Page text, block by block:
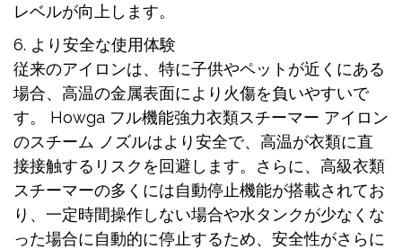
レベルが向上します。
6. より安全な使用体験
従来のアイロンは、特に子供やペットが近くにある
場合、高温の金属表面により火傷を負いやすいで
す。 Howga フル機能強力衣類スチーマー アイロン
のスチーム ノズルはより安全で、高温が衣類に直
接接触するリスクを回避します。さらに、高級衣類
スチーマーの多くには自動停止機能が搭載されてお
り、一定時間操作しない場合や水タンクが少なくな
った場合に自動的に停止するため、安全性がさらに